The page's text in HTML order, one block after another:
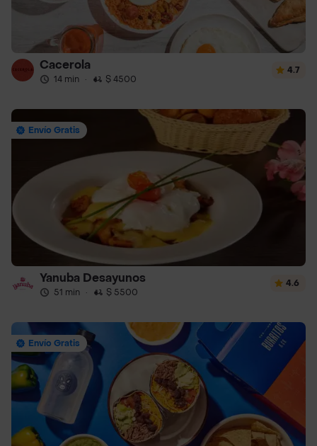
Cacerola
14 min · $ 4500
4.7
Envío Gratis
Yanuba Desayunos
51 min · $ 5500
4.6
Envío Gratis